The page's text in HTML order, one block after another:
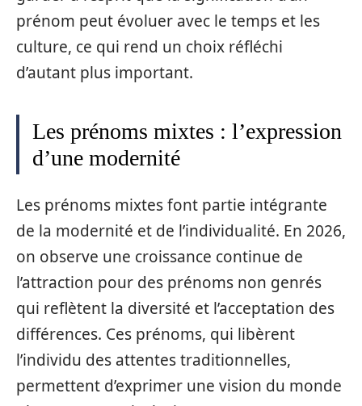
prénom peut évoluer avec le temps et les
culture, ce qui rend un choix réfléchi
d’autant plus important.
Les prénoms mixtes : l’expression
d’une modernité
Les prénoms mixtes font partie intégrante
de la modernité et de l’individualité. En 2026,
on observe une croissance continue de
l’attraction pour des prénoms non genrés
qui reflètent la diversité et l’acceptation des
différences. Ces prénoms, qui libèrent
l’individu des attentes traditionnelles,
permettent d’exprimer une vision du monde